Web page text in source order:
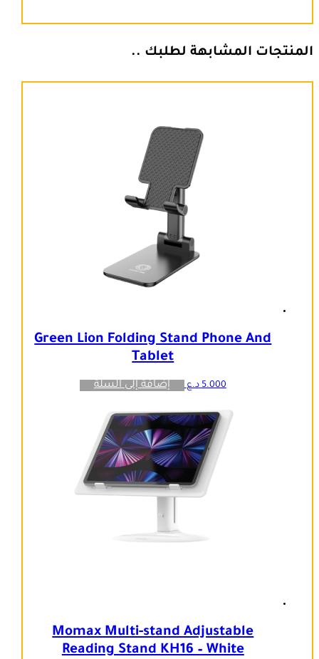
المنتجات المشابهة لطلبك ..
Green Lion Folding Stand Phone And
Tablet
5.000 د.ع إضافة إلى السلة
Momax Multi-stand Adjustable
Reading Stand KH16 – White